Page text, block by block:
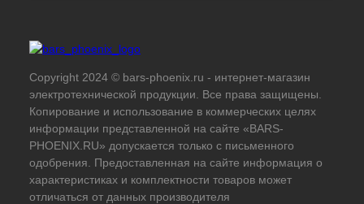
Copyright 2024 © bars-phoenix.ru - интернет-магазин
электротехнической продукции. Все права защищены.
Копирование и использование в коммерческих целях
информации представленной на сайте «BARS-
PHOENIX.RU» допускается только с письменного
одобрения. Предоставленная на сайте информация о
характеристиках и комплектности товаров может
отличаться от данных производителя